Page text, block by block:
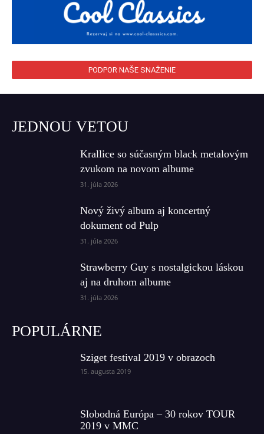
PODPOR NAŠE SNAŽENIE
JEDNOU VETOU
Krallice so súčasným black metalovým
zvukom na novom albume
31. júla 2026
Nový živý album aj koncertný
dokument od Pulp
31. júla 2026
Strawberry Guy s nostalgickou láskou
aj na druhom albume
31. júla 2026
POPULÁRNE
Sziget festival 2019 v obrazoch
15. augusta 2019
Slobodná Európa – 30 rokov TOUR
2019 v MMC